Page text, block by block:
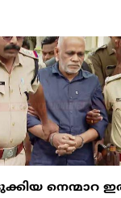
നെന്മാറ